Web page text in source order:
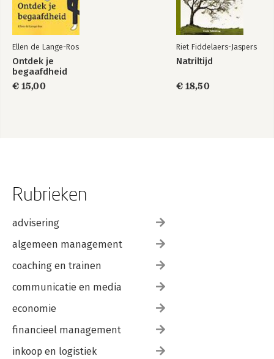
Doe mee aan de groeiprogramma's
Ellen de Lange-Ros
Ontdek je
begaafdheid
€ 15,00
Riet Fiddelaers-Jaspers
Natriltijd
€ 18,50
Rubrieken
advisering
algemeen management
coaching en trainen
communicatie en media
economie
financieel management
inkoop en logistiek